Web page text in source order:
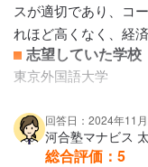
スが適切であり、コ
れほど高くなく、経
志望していた学校
東京外国語大学
回答日：2024年11
河合塾マナビス
総合評価： 5